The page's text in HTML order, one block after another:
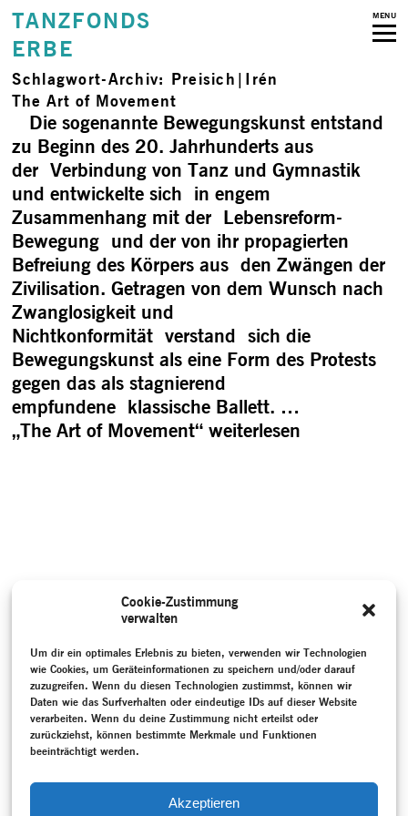
Cookie-Zustimmung
verwalten
Um dir ein optimales Erlebnis zu bieten, verwenden wir Technologien
wie Cookies, um Geräteinformationen zu speichern und/oder darauf
zuzugreifen. Wenn du diesen Technologien zustimmst, können wir
Daten wie das Surfverhalten oder eindeutige IDs auf dieser Website
verarbeiten. Wenn du deine Zustimmung nicht erteilst oder
zurückziehst, können bestimmte Merkmale und Funktionen
beeinträchtigt werden.
Akzeptieren
TANZFONDS
ERBE
MENU
Schlagwort-Archiv: Preisich|Irén
The Art of Movement
Die sogenannte Bewegungskunst entstand
zu Beginn des 20. Jahrhunderts aus
der Verbindung von Tanz und Gymnastik
und entwickelte sich in engem
Zusammenhang mit der Lebensreform-
Bewegung und der von ihr propagierten
Befreiung des Körpers aus den Zwängen der
Zivilisation. Getragen von dem Wunsch nach
Zwanglosigkeit und
Nichtkonformität verstand sich die
Bewegungskunst als eine Form des Protests
gegen das als stagnierend
empfundene klassische Ballett. …
„The Art of Movement“weiterlesen